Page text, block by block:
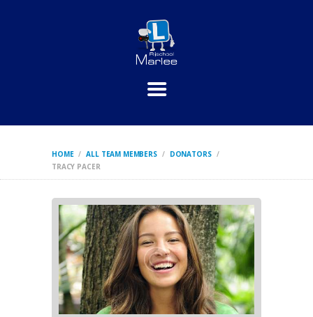
HOME ALL TEAM MEMBERS
DONATORS
TRACY PACER
PRAKTIJKLESSEN
INSCHRIJVEN